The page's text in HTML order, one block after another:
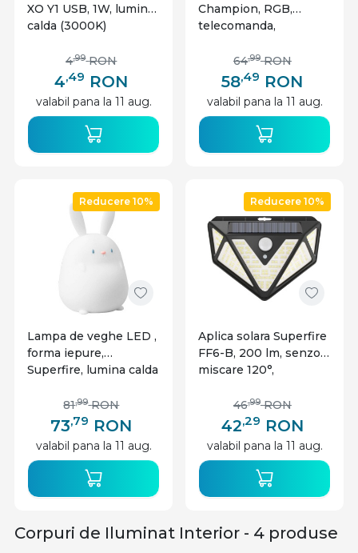
XO Y1 USB, 1W, lumina
calda (3000K)
4,49 RON
4,99 RON
valabil pana la 11 aug.
Champion, RGB,
telecomanda,
58,49 RON
64,99 RON
valabil pana la 11 aug.
Reducere 10%
Lampa de veghe LED ,
forma iepure,
Superfire, lumina calda
73,79 RON
81,99 RON
valabil pana la 11 aug.
Reducere 10%
Aplica solara Superfire
FF6-B, 200 lm, senzor
miscare 120°,
42,29 RON
46,99 RON
valabil pana la 11 aug.
Corpuri de Iluminat Interior - 4 produse